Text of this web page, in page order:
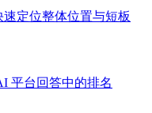
定位整体位置与短板
平台回答中的排名